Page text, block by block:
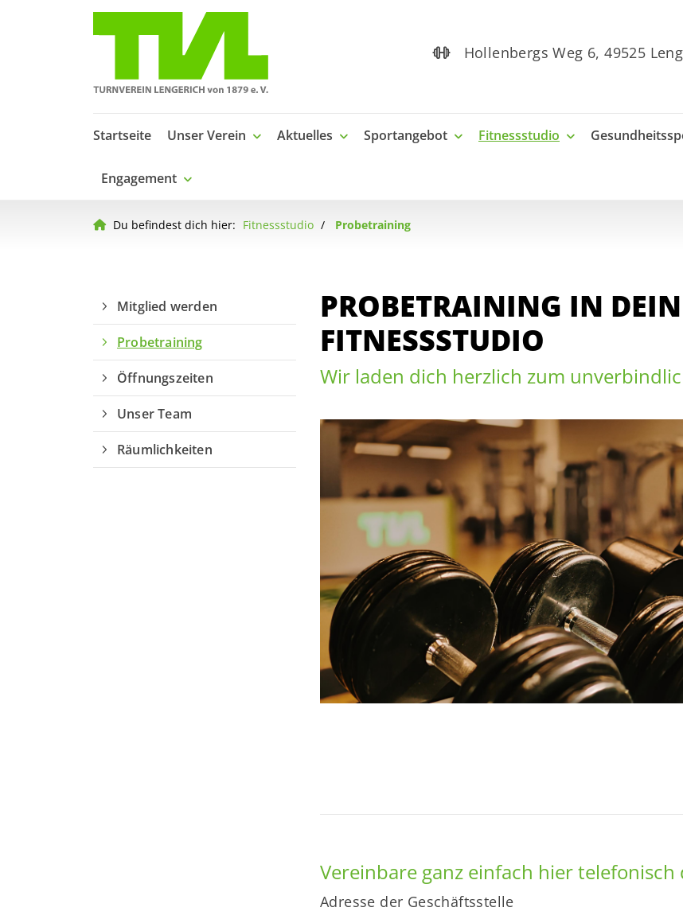
Hollenbergs Weg 6, 49525
Startseite Unser Verein Aktuelles Sportangebot Fitnessstudio
Engagement
Du befindest dich hier: Fitnessstudio Probetraining
PROBETRAINING IN
FITNESSSTUDIO
Wir laden dich herzlich zum
Vereinbare ganz einfach hier
Adresse der Geschäftsstelle
Mitglied werden
Probetraining
Öffnungszeiten
Unser Team
Räumlichkeiten
Mitglieder-Service
Alles zur Mitgliedschaft
Fragen & Antworten